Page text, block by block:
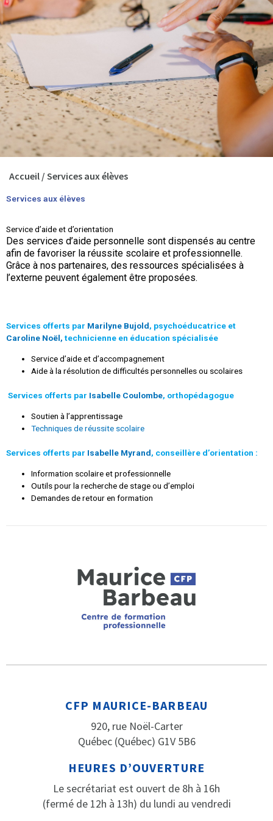
Accueil / Services aux élèves
Services aux élèves
Service d’aide et d’orientation
Des services d’aide personnelle sont dispensés au centre
afin de favoriser la réussite scolaire et professionnelle.
Grâce à nos partenaires, des ressources spécialisées à
l’externe peuvent également être proposées.
Services offerts par Marilyne Bujold, psychoéducatrice et
Caroline Noël, technicienne en éducation spécialisée
Service d’aide et d’accompagnement
Aide à la résolution de difficultés personnelles ou scolaires
Services offerts par Isabelle Coulombe, orthopédagogue
Soutien à l’apprentissage
Techniques de réussite scolaire
Services offerts par Isabelle Myrand, conseillère d’orientation :
Information scolaire et professionnelle
Outils pour la recherche de stage ou d’emploi
Demandes de retour en formation
CFP MAURICE-BARBEAU
920, rue Noël-Carter
Québec (Québec) G1V 5B6
HEURES D’OUVERTURE
Le secrétariat est ouvert de 8h à 16h
(fermé de 12h à 13h) du lundi au vendredi